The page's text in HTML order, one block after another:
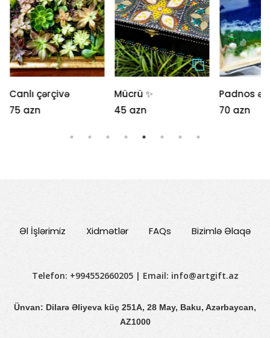
Canlı çərçivə
75 azn
Mücrü ✨
45 azn
Padnos əl
70 azn
Əl İşlərimiz Xidmətlər FAQs Bizimlə Əlaqə
Telefon: +994552660205 | Email: info@artgift.az
Ünvan: Dilarə Əliyeva küç 251A, 28 May, Baku, Azərbaycan,
AZ1000